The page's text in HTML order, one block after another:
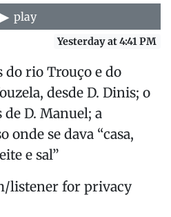
play
Yesterday at 4:41 PM
do rio Trouço e do
desde D. Dinis; o
D. Manuel; a
onde se dava “casa,
e sal”
listener for privacy